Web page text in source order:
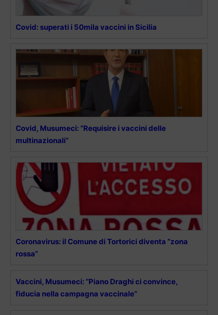
Covid: superati i 50mila vaccini in Sicilia
Covid, Musumeci: “Requisire i vaccini delle
multinazionali”
Coronavirus: il Comune di Tortorici diventa “zona
rossa”
Vaccini, Musumeci: “Piano Draghi ci convince,
fiducia nella campagna vaccinale”